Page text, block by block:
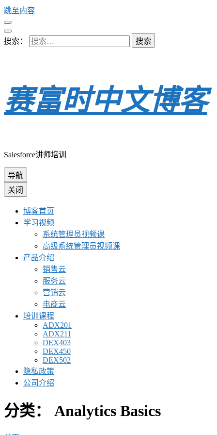
跳至内容
搜索：
赛富时中文博客
Salesforce讲师培训
导航
关闭
博客首页
学习视频
系统管理员视频课
高级系统管理员视频课
产品介绍
销售云
服务云
营销云
电商云
培训课程
ADX201
ADX211
DEX403
DEX450
DEX502
隐私政策
公司介绍
分类： Analytics Basics